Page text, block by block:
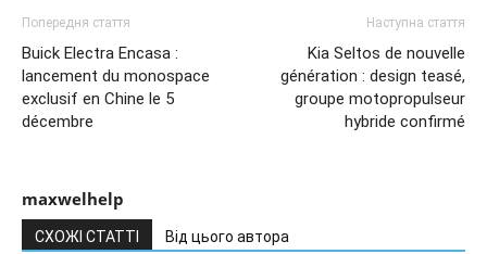
Попередня стаття
Buick Electra Encasa :
lancement du monospace
exclusif en Chine le 5
décembre
Наступна стаття
Kia Seltos de nouvelle
génération : design teasé,
groupe motopropulseur
hybride confirmé
maxwelhelp
СХОЖІ СТАТТІ Від цього автора